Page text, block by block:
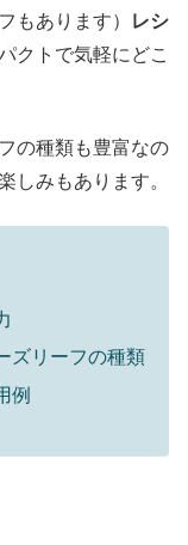
もあります）
レシ
クトで気軽にどこ
の種類も豊富なの
しみもあります。
ズリーフの種類
例